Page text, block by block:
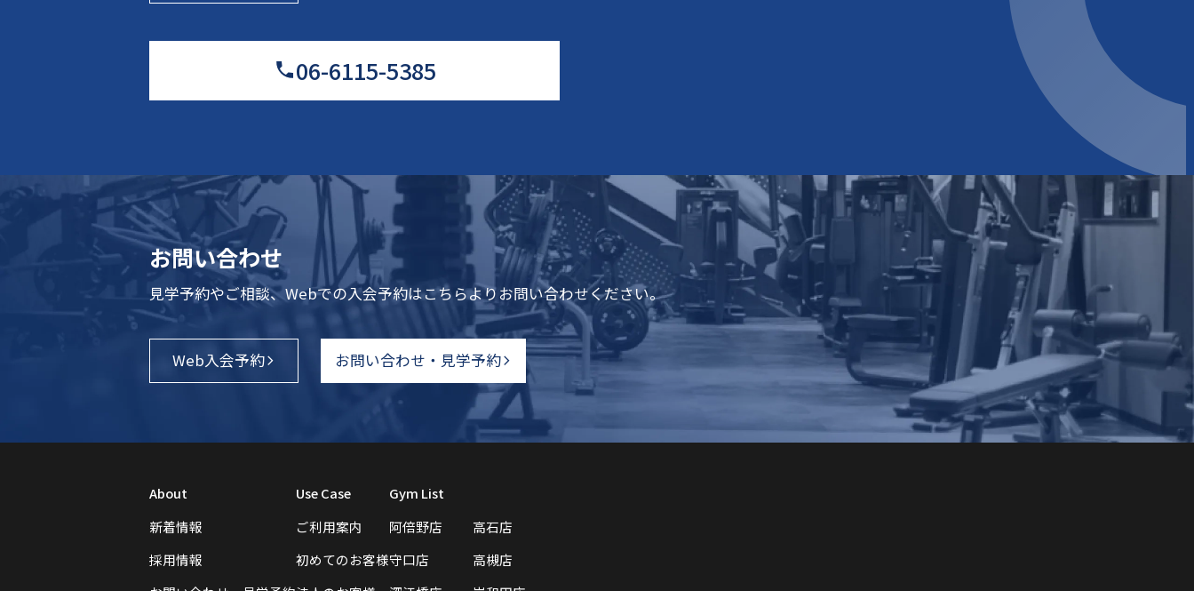
06-6115-5385
お問い合わせ
見学予約やご相談、Webでの入会予約はこちらよりお問い合わせください。
Web入会予約 お問い合わせ・見学予約
About
新着情報
採用情報
Use Case
ご利用案内
初めてのお客様
Gym List
阿倍野店
守口店
高石店
高槻店